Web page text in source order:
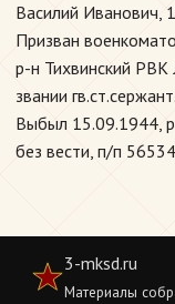
Василий Иванович,
Призван
р-н Тихвинский РВК
звании гв.ст.сержант.
Выбыл 15.09.1944,
без вести, п/п
3-mksd.ru
Материалы